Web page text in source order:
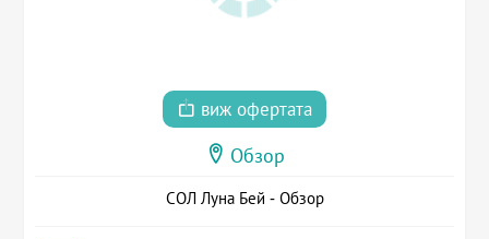
виж офертата
Обзор
СОЛ Луна Бей - Обзор